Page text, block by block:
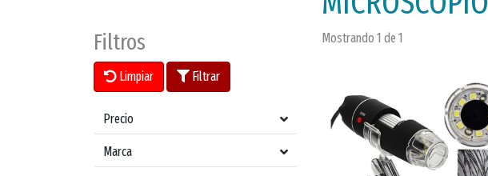
Filtros
Limpiar Filtrar
Precio
Marca
Mostrando 1 de 1